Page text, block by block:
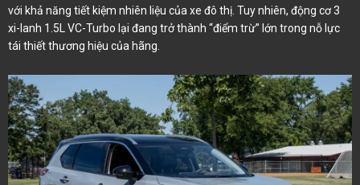
với khả năng tiết kiệm nhiên liệu của xe đô thị. Tuy nhiên, động cơ 3
xi-lanh 1.5L VC-Turbo lại đang trở thành “điểm trừ” lớn trong nỗ lực
tái thiết thương hiệu của hãng.